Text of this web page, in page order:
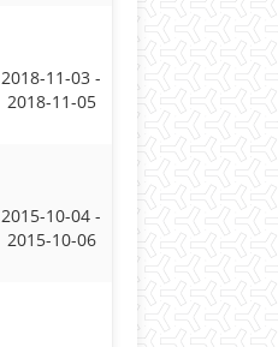
2018-11-03 -
2018-11-05
2015-10-04 -
2015-10-06